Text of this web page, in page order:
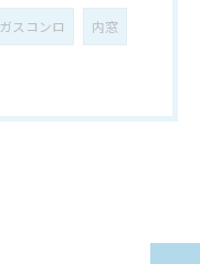
ガスコンロ 内窓